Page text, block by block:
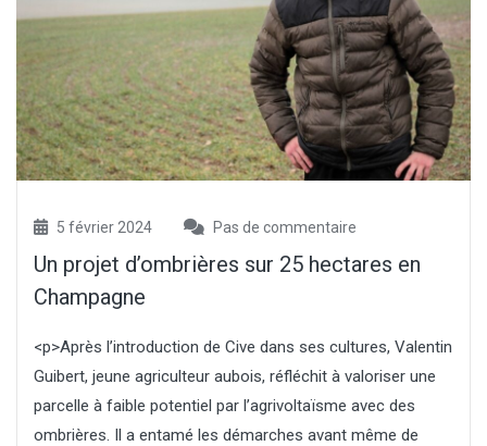
5 février 2024 Pas de commentaire
Un projet d’ombrières sur 25 hectares en
Champagne
<p>Après l’introduction de Cive dans ses cultures, Valentin
Guibert, jeune agriculteur aubois, réfléchit à valoriser une
parcelle à faible potentiel par l’agrivoltaïsme avec des
ombrières. Il a entamé les démarches avant même de